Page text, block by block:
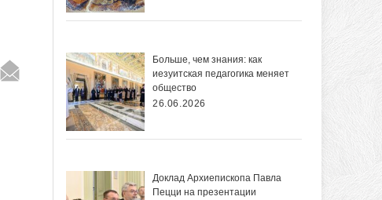
Больше, чем знания: как
иезуитская педагогика меняет
общество
26.06.2026
Доклад Архиепископа Павла
Пецци на презентации